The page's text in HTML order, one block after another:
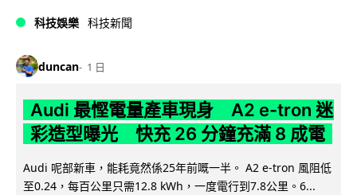
科技娛樂 科技新聞
duncan 1 日
Audi 最慳電量產車現身 A2 e-tron 迷
彩造型曝光 快充 26 分鐘充滿 8 成電
Audi 呢部新車，能耗竟然係25年前嘅一半。 A2 e-tron 風阻低
至0.24，每百公里只需12.8 kWh，一度電行到7.8公里。6...